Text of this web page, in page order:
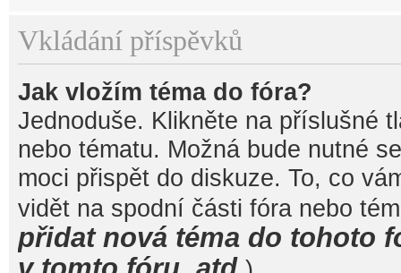
Vkládání příspěvků
Jak vložím téma do fóra?
Jednoduše. Klikněte na příslušné
nebo tématu. Možná bude nutné
moci přispět do diskuze. To, co
vidět na spodní části fóra nebo
přidat nová téma do tohoto